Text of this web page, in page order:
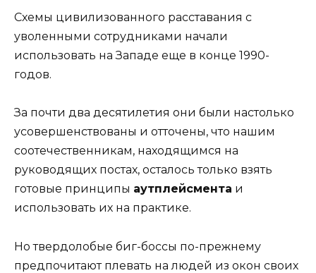
Схемы цивилизованного расставания с
уволенными сотрудниками начали
использовать на Западе еще в конце 1990-
годов.
За почти два десятилетия они были настолько
усовершенствованы и отточены, что нашим
соотечественникам, находящимся на
руководящих постах, осталось только взять
готовые принципы аутплейсмента и
использовать их на практике.
Но твердолобые биг-боссы по-прежнему
предпочитают плевать на людей из окон своих